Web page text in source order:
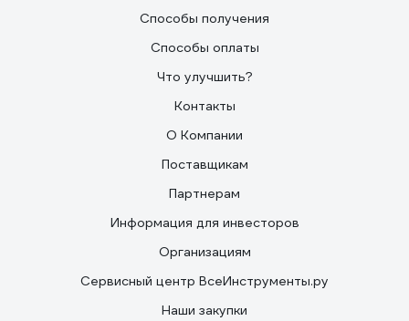
Способы получения
Способы оплаты
Что улучшить?
Контакты
О Компании
Поставщикам
Партнерам
Информация для инвесторов
Организациям
Сервисный центр ВсеИнструменты.ру
Наши закупки